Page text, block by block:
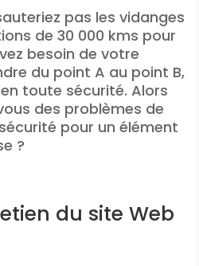
pas les vidanges
de 30 000 kms pour
besoin de votre
du point A au point B,
toute sécurité. Alors
des problèmes de
pour un élément
?
du site Web